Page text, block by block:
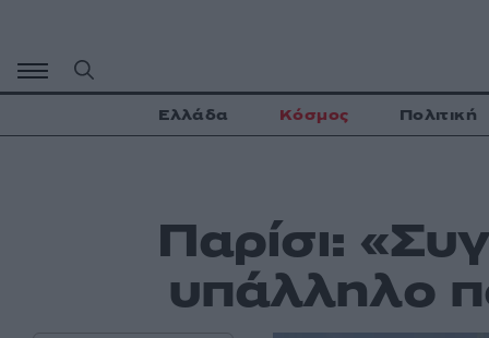
περιεχόμενο
Ελλάδα Κόσμος Πολιτική
Παρίσι:
υπάλληλο